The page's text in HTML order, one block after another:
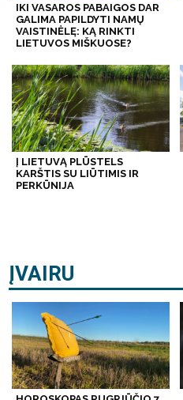
IKI VASAROS PABAIGOS DAR
GALIMA PAPILDYTI NAMŲ
VAISTINĖLĘ: KĄ RINKTI
LIETUVOS MIŠKUOSE?
Į LIETUVĄ PLŪSTELS
KARŠTIS SU LIŪTIMIS IR
PERKŪNIJA
ĮVAIRU